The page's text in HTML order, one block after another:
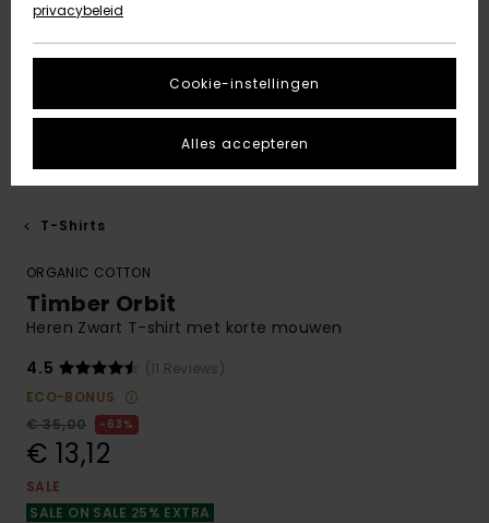
T-Shirts
ORGANIC COTTON
Timber Orbit
Heren Zwart T-shirt met korte mouwen
4.5
(11 Reviews)
ECO-BONUS
€ 35,00
63%
€ 13,12
SALE
SALE ON SALE 25% EXTRA
privacybeleid
Cookie-instellingen
Alles accepteren